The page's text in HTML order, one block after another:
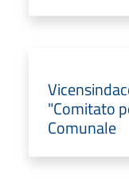
"Comitato
Comunale